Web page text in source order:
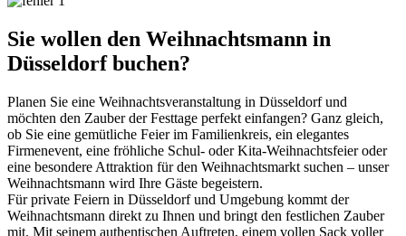
Sie wollen den Weihnachtsmann in
Düsseldorf buchen?
Planen Sie eine Weihnachtsveranstaltung in Düsseldorf und
möchten den Zauber der Festtage perfekt einfangen? Ganz gleich,
ob Sie eine gemütliche Feier im Familienkreis, ein elegantes
Firmenevent, eine fröhliche Schul- oder Kita-Weihnachtsfeier oder
eine besondere Attraktion für den Weihnachtsmarkt suchen – unser
Weihnachtsmann wird Ihre Gäste begeistern.
Für private Feiern in Düsseldorf und Umgebung kommt der
Weihnachtsmann direkt zu Ihnen und bringt den festlichen Zauber
mit. Mit seinem authentischen Auftreten, einem vollen Sack voller